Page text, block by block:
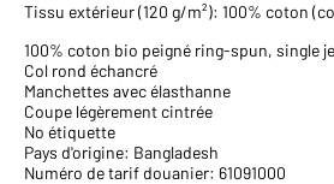
Tissu extérieur (120 g/m²): 100% coton
100% coton bio peigné ring-spun, single
Col rond échancré
Manchettes avec élasthanne
Coupe légèrement cintrée
No étiquette
Pays d'origine: Bangladesh
Numéro de tarif douanier: 61091000